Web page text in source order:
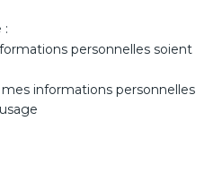
:
personnelles soient
informations personnelles